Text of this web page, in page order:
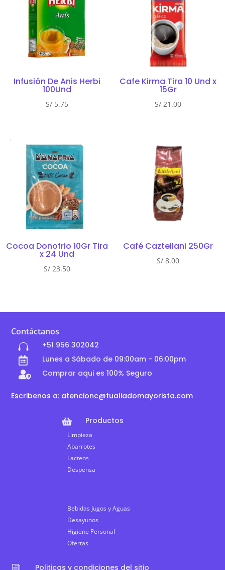
Infusión De Anis Herbi
100Und
S/5.75
Cafe Kirma Tira 10 Und x
15Gr
S/ 21.00
Cocoa Donofrio 10Gr Tira
x 24 Und
S/23.50
Café Caztellani 250Gr
S/ 8.00
Contáctanos
 +51 956 302042
 Lunes a Sábado de 09:00am - 06:00pm
 Comprar aqui es 100% Seguro
Escribenos a: atencionc@tualiadomayorista.com
 Productos
Limpieza
Abarrotes
Lacteos
Despensa
Bebidas Jugos y Aguas
Desayunos
Higiene Personal
Ofertas
Politicas y condiciones del sitio